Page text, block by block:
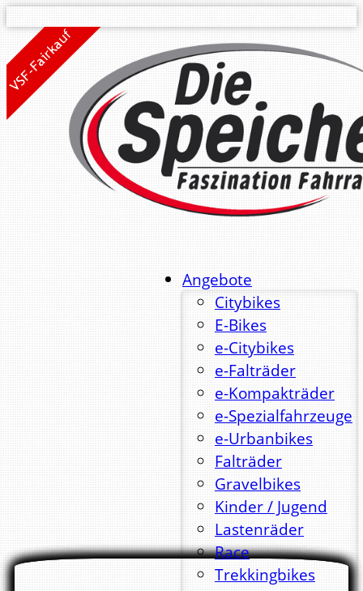
Angebote
Citybikes
E-Bikes
e-Citybikes
e-Falträder
e-Kompakträder
e-Spezialfahrzeuge
e-Urbanbikes
Falträder
Gravelbikes
Kinder / Jugend
Lastenräder
Race
Trekkingbikes